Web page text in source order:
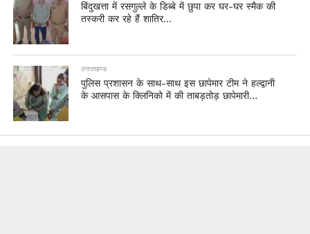
बिंदुखत्ता में रसगुल्ले के डिब्बे में छुपा कर घर-घर स्मैक की
तस्करी कर रहे हैं शातिर…
उत्तराखण्ड
पुलिस प्रशासन के साथ-साथ इस छापेमार टीम ने हल्द्वानी
के आसपास के क्लिनिको में की ताबड़तोड़ छापेमारी…